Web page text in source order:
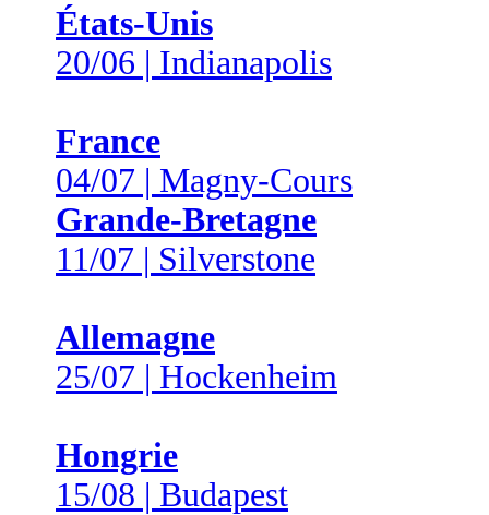
États-Unis
20/06 | Indianapolis
France
04/07 | Magny-Cours
Grande-Bretagne
11/07 | Silverstone
Allemagne
25/07 | Hockenheim
Hongrie
15/08 | Budapest